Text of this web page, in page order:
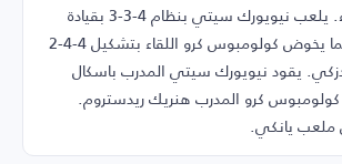
والغائبين عن اللقاء. يلعب نيويورك سيتي بنظام 4-3-3 بقيادة
اللاعب: مارتينز بينما يخوض كولومبوس كرو اللقاء بتشكيل 4-4-2
يقود نيويورك سيتي المدرب باسكال
كولومبوس كرو المدرب هنريك ريدستروم.
ملعب يانكي.